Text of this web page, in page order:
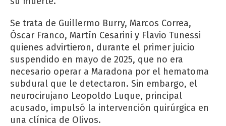
Se trata de Guillermo Burry, Marcos Correa,
Óscar Franco, Martín Cesarini y Flavio Tunessi
quienes advirtieron, durante el primer juicio
suspendido en mayo de 2025, que no era
necesario operar a Maradona por el hematoma
subdural que le detectaron. Sin embargo, el
neurocirujano Leopoldo Luque, principal
acusado, impulsó la intervención quirúrgica en
una clínica de Olivos.